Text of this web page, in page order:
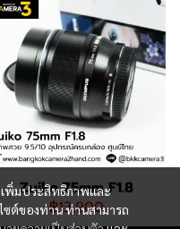
Zuiko 75mm F1.8
฿13,900
เพิ่มประสิทธิภาพและ
ซต์ของท่าน ท่านสามารถ